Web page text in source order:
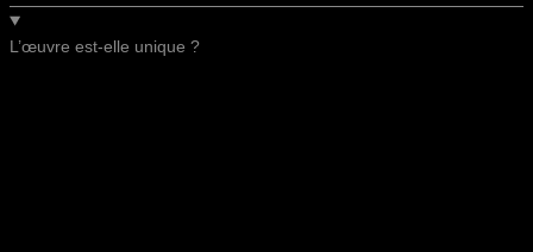
L’œuvre est-elle unique ?